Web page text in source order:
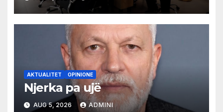
AKTUALITET OPINIONE
Njerka pa ujë
AUG 5, 2026 ADMINI